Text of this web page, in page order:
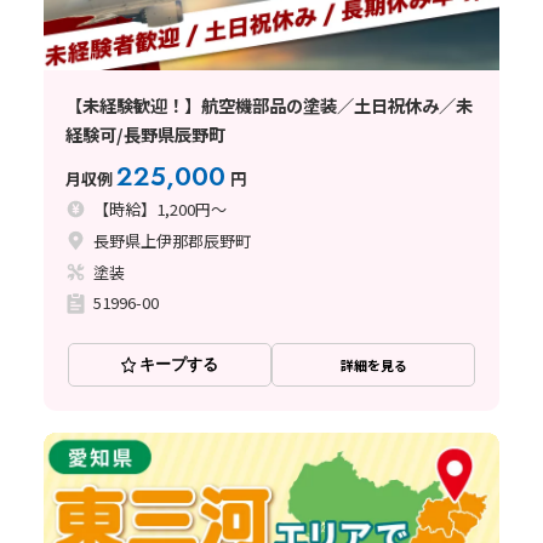
【未経験歓迎！】航空機部品の塗装／土日祝休み／未
経験可/長野県辰野町
月収例225,000 円
【時給】1,200円～
長野県上伊那郡辰野町
塗装
51996-00
キープする 詳細を見る